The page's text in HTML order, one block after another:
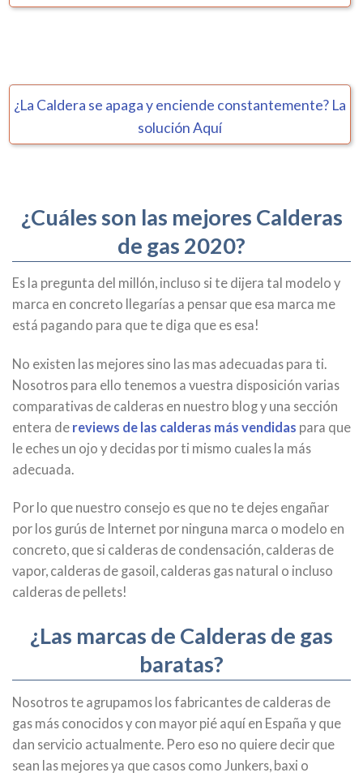
¿La Caldera se apaga y enciende constantemente? La
solución Aquí
¿Cuáles son las mejores Calderas
de gas 2020?
Es la pregunta del millón, incluso si te dijera tal modelo y
marca en concreto llegarías a pensar que esa marca me
está pagando para que te diga que es esa!
No existen las mejores sino las mas adecuadas para ti.
Nosotros para ello tenemos a vuestra disposición varias
comparativas de calderas en nuestro blog y una sección
entera de reviews de las calderas más vendidas para que
le eches un ojo y decidas por ti mismo cuales la más
adecuada.
Por lo que nuestro consejo es que no te dejes engañar
por los gurús de Internet por ninguna marca o modelo en
concreto, que si calderas de condensación, calderas de
vapor, calderas de gasoil, calderas gas natural o incluso
calderas de pellets!
¿Las marcas de Calderas de gas
baratas?
Nosotros te agrupamos los fabricantes de calderas de
gas más conocidos y con mayor pié aquí en España y que
dan servicio actualmente. Pero eso no quiere decir que
sean las mejores ya que casos como Junkers, baxi o